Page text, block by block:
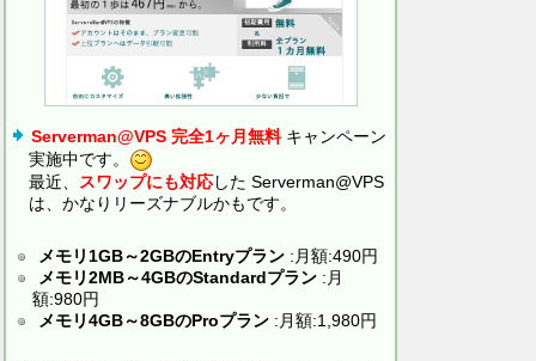
Serverman@VPS 完全1ヶ月無料キャンペーン
実施中です。
最近、
スワップにも対応した Serverman@VPS
は、かなりリーズナブルかもです。
メモリ1GB～2GBのEntryプラン :月額:490円
メモリ2MB～4GBのStandardプラン :月
額:980円
メモリ4GB～8GBのProプラン :月額:1,980円